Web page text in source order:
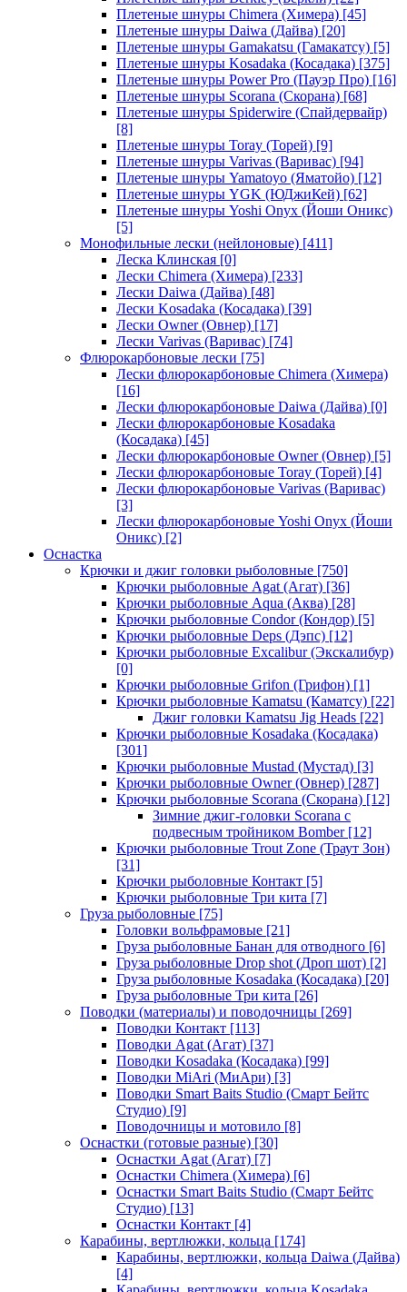
Плетеные шнуры Chimera (Химера) [45]
Плетеные шнуры Daiwa (Дайва) [20]
Плетеные шнуры Gamakatsu (Гамакатсу) [5]
Плетеные шнуры Kosadaka (Косадака) [375]
Плетеные шнуры Power Pro (Пауэр Про) [16]
Плетеные шнуры Scorana (Скорана) [68]
Плетеные шнуры Spiderwire (Спайдервайр)
[8]
Плетеные шнуры Toray (Торей) [9]
Плетеные шнуры Varivas (Варивас) [94]
Плетеные шнуры Yamatoyo (Яматойо) [12]
Плетеные шнуры YGK (ЮДжиКей) [62]
Плетеные шнуры Yoshi Onyx (Йоши Оникс)
[5]
Монофильные лески (нейлоновые) [411]
Леска Клинская [0]
Лески Chimera (Химера) [233]
Лески Daiwa (Дайва) [48]
Лески Kosadaka (Косадака) [39]
Лески Owner (Овнер) [17]
Лески Varivas (Варивас) [74]
Флюрокарбоновые лески [75]
Лески флюрокарбоновые Chimera (Химера)
[16]
Лески флюрокарбоновые Daiwa (Дайва) [0]
Лески флюрокарбоновые Kosadaka
(Косадака) [45]
Лески флюрокарбоновые Owner (Овнер) [5]
Лески флюрокарбоновые Toray (Торей) [4]
Лески флюрокарбоновые Varivas (Варивас)
[3]
Лески флюрокарбоновые Yoshi Onyx (Йоши
Оникс) [2]
Оснастка
Крючки и джиг головки рыболовные [750]
Крючки рыболовные Agat (Агат) [36]
Крючки рыболовные Aqua (Аква) [28]
Крючки рыболовные Condor (Кондор) [5]
Крючки рыболовные Deps (Дэпс) [12]
Крючки рыболовные Excalibur (Экскалибур)
[0]
Крючки рыболовные Grifon (Грифон) [1]
Крючки рыболовные Kamatsu (Каматсу) [22]
Джиг головки Kamatsu Jig Heads [22]
Крючки рыболовные Kosadaka (Косадака)
[301]
Крючки рыболовные Mustad (Мустад) [3]
Крючки рыболовные Owner (Овнер) [287]
Крючки рыболовные Scorana (Скорана) [12]
Зимние джиг-головки Scorana с
подвесным тройником Bomber[12]
Крючки рыболовные Trout Zone (Траут Зон)
[31]
Крючки рыболовные Контакт [5]
Крючки рыболовные Три кита [7]
Груза рыболовные [75]
Головки вольфрамовые [21]
Груза рыболовные Банан для отводного [6]
Груза рыболовные Drop shot (Дроп шот) [2]
Груза рыболовные Kosadaka (Косадака) [20]
Груза рыболовные Три кита [26]
Поводки (материалы) и поводочницы [269]
Поводки Контакт [113]
Поводки Agat (Агат) [37]
Поводки Kosadaka (Косадака) [99]
Поводки MiAri (МиАри) [3]
Поводки Smart Baits Studio (Смарт Бейтс
Студио) [9]
Поводочницы и мотовило [8]
Оснастки (готовые разные) [30]
Оснастки Agat (Агат) [7]
Оснастки Chimera (Химера) [6]
Оснастки Smart Baits Studio (Смарт Бейтс
Студио) [13]
Оснастки Контакт [4]
Карабины, вертлюжки, кольца [174]
Карабины, вертлюжки, кольца Daiwa (Дайва)
[4]